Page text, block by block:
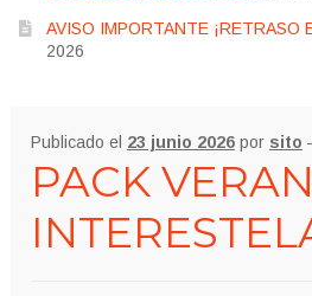
AVISO IMPORTANTE ¡RETRASO
2026
Publicado el 23 junio 2026 por sito
PACK